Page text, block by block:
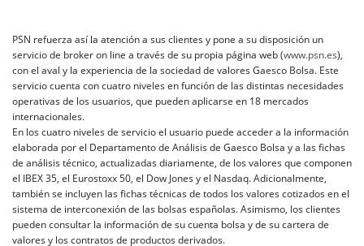
PSN refuerza así la atención a sus clientes y pone a su disposición un
servicio de broker on line a través de su propia página web (www.psn.es),
con el aval y la experiencia de la sociedad de valores Gaesco Bolsa. Este
servicio cuenta con cuatro niveles en función de las distintas necesidades
operativas de los usuarios, que pueden aplicarse en 18 mercados
internacionales.
En los cuatro niveles de servicio el usuario puede acceder a la información
elaborada por el Departamento de Análisis de Gaesco Bolsa y a las fichas
de análisis técnico, actualizadas diariamente, de los valores que componen
el IBEX 35, el Eurostoxx 50, el Dow Jones y el Nasdaq. Adicionalmente,
también se incluyen las fichas técnicas de todos los valores cotizados en el
sistema de interconexión de las bolsas españolas. Asimismo, los clientes
pueden consultar la información de su cuenta bolsa y de su cartera de
valores y los contratos de productos derivados.